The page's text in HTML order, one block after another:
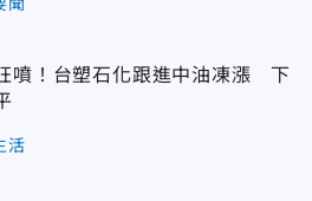
噴！台塑石化跟進中油凍漲 下
活